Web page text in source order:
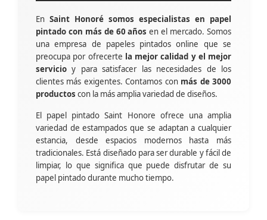
En Saint Honoré somos especialistas en papel
pintado con más de 60 años en el mercado. Somos
una empresa de papeles pintados online que se
preocupa por ofrecerte la mejor calidad y el mejor
servicio y para satisfacer las necesidades de los
clientes más exigentes. Contamos con más de 3000
productos con la más amplia variedad de diseños.
El papel pintado Saint Honore ofrece una amplia
variedad de estampados que se adaptan a cualquier
estancia, desde espacios modernos hasta más
tradicionales. Está diseñado para ser durable y fácil de
limpiar, lo que significa que puede disfrutar de su
papel pintado durante mucho tiempo.